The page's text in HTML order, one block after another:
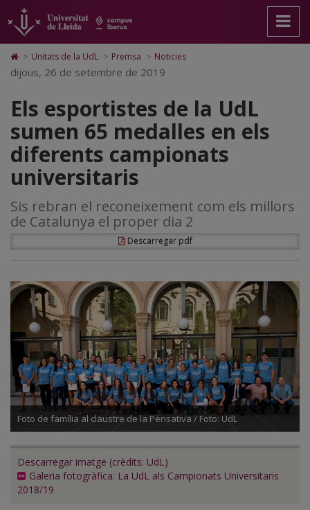
Els
esportistes
de
la
UdL
sumen
65
medalles
en
els
diferents
campionats
universitaris
pàgina
principal.
Universitat
Lleida
contingut
principal
Mapa
Web.
Universitat
Cerca
Accessibilitat.
Universitat
Lleida
Icono
de
Home
ir
a
la
página
de
inicio
> Unitats de la UdL > Premsa > Noticies
dijous, 26 de setembre de 2019
Els esportistes de la UdL
sumen 65 medalles en els
diferents campionats
universitaris
Sis rebran el reconeixement com els millors
de Catalunya el proper dia 2
Descarregar pdf
Foto de família al claustre de la Pensativa / Foto: UdL
Descarregar imatge (crèdits: UdL)
Galeria fotogràfica: La UdL als Campionats Universitaris
2018/19